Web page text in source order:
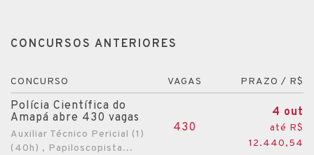
CONCURSOS ANTERIORES
CONCURSO VAGAS PRAZO / R$
Polícia Científica do
Amapá abre 430 vagas
Auxiliar Técnico Pericial (1)
(40h) , Papiloscopista...
430
4 out
até R$
12.440,54